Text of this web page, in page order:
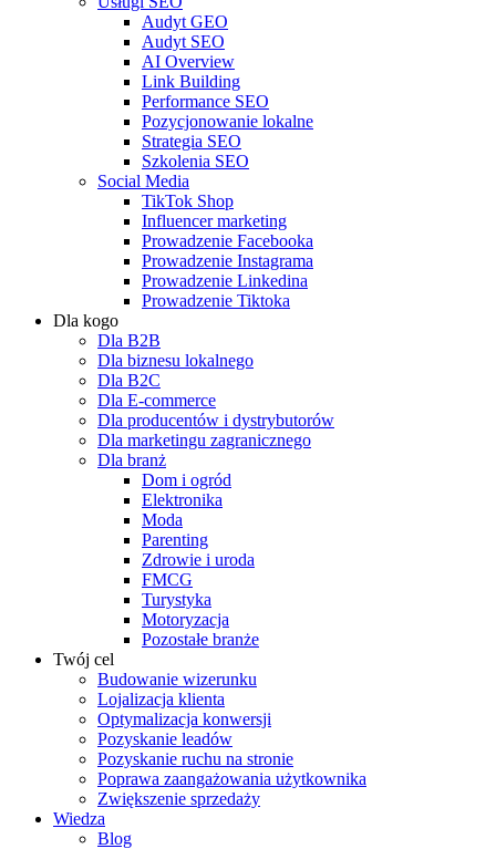
Audyt GEO
Audyt SEO
AI Overview
Link Building
Performance SEO
Pozycjonowanie lokalne
Strategia SEO
Szkolenia SEO
Social Media
TikTok Shop
Influencer marketing
Prowadzenie Facebooka
Prowadzenie Instagrama
Prowadzenie Linkedina
Prowadzenie Tiktoka
Dla kogo
Dla B2B
Dla biznesu lokalnego
Dla B2C
Dla E-commerce
Dla producentów i dystrybutorów
Dla marketingu zagranicznego
Dla branż
Dom i ogród
Elektronika
Moda
Parenting
Zdrowie i uroda
FMCG
Turystyka
Motoryzacja
Pozostałe branże
Twój cel
Budowanie wizerunku
Lojalizacja klienta
Optymalizacja konwersji
Pozyskanie leadów
Pozyskanie ruchu na stronie
Poprawa zaangażowania użytkownika
Zwiększenie sprzedaży
Wiedza
Blog